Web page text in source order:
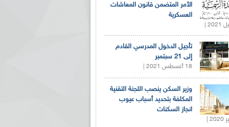
الأمر المتضمن قانون المعاشات
العسكرية
تأجيل الدخول المدرسي القادم
إلى 21 سبتمبر
18 أغسطس 2021 |
وزير السكن ينصب اللجنة التقنية
المكلفة بتحديد أسباب عيوب
انجاز السكنات